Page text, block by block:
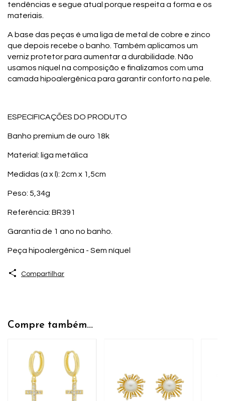
tendências e segue atual porque respeita a forma e os
materiais.
A base das peças é uma liga de metal de cobre e zinco
que depois recebe o banho. Também aplicamos um
verniz protetor para aumentar a durabilidade. Não
usamos níquel na composição e finalizamos com uma
camada hipoalergênica para garantir conforto na pele.
ESPECIFICAÇÕES DO PRODUTO
Banho premium de ouro 18k
Material: liga metálica
Medidas (a x l): 2cm x 1,5cm
Peso: 5,34g
Referência: BR391
Garantia de 1 ano no banho.
Peça hipoalergênica - Sem níquel
Compartilhar
Compre também...